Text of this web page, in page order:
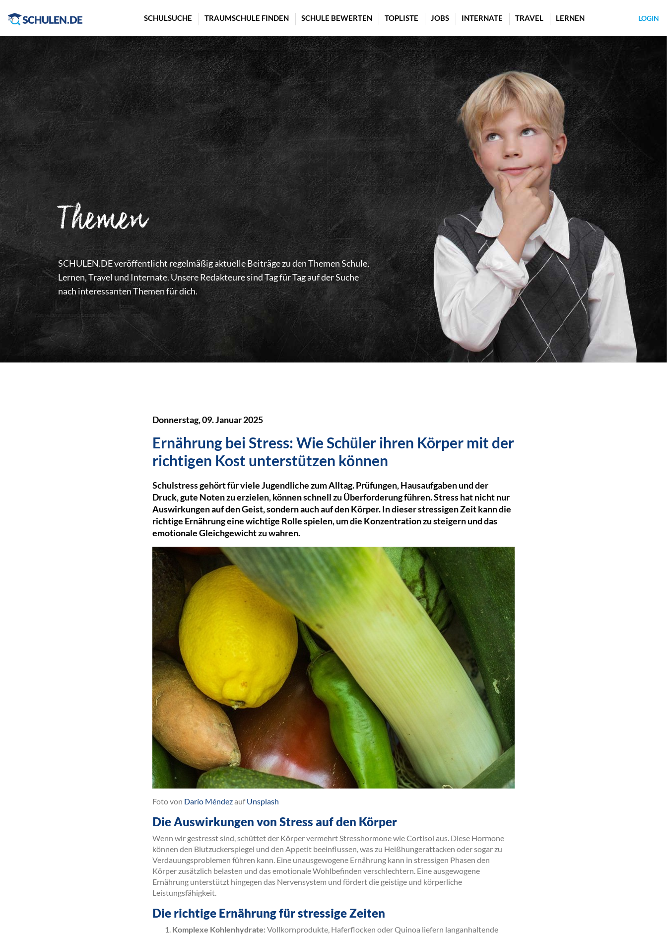
SCHULSUCHE TRAUMSCHULE FINDEN SCHULE BEWERTEN TOPLISTE JOBS INTERNATE TRAVEL LERNEN LOGIN
Themen
SCHULEN.DE veröffentlicht regelmäßig aktuelle Beiträge zu den Themen Schule,
Lernen, Travel und Internate. Unsere Redakteure sind Tag für Tag auf der Suche
nach interessanten Themen für dich.
Donnerstag, 09. Januar 2025
Ernährung bei Stress: Wie Schüler ihren Körper mit der
richtigen Kost unterstützen können
Schulstress gehört für viele Jugendliche zum Alltag. Prüfungen, Hausaufgaben und der
Druck, gute Noten zu erzielen, können schnell zu Überforderung führen. Stress hat nicht nur
Auswirkungen auf den Geist, sondern auch auf den Körper. In dieser stressigen Zeit kann die
richtige Ernährung eine wichtige Rolle spielen, um die Konzentration zu steigern und das
emotionale Gleichgewicht zu wahren.
Foto von Darío MéndezaufUnsplash
Die Auswirkungen von Stress auf den Körper
Wenn wir gestresst sind, schüttet der Körper vermehrt Stresshormone wie Cortisol aus. Diese Hormone
können den Blutzuckerspiegel und den Appetit beeinflussen, was zu Heißhungerattacken oder sogar zu
Verdauungsproblemen führen kann. Eine unausgewogene Ernährung kann in stressigen Phasen den
Körper zusätzlich belasten und das emotionale Wohlbefinden verschlechtern. Eine ausgewogene
Ernährung unterstützt hingegen das Nervensystem und fördert die geistige und körperliche
Leistungsfähigkeit.
Die richtige Ernährung für stressige Zeiten
Komplexe Kohlenhydrate:Vollkornprodukte, Haferflocken oder Quinoa liefern langanhaltende